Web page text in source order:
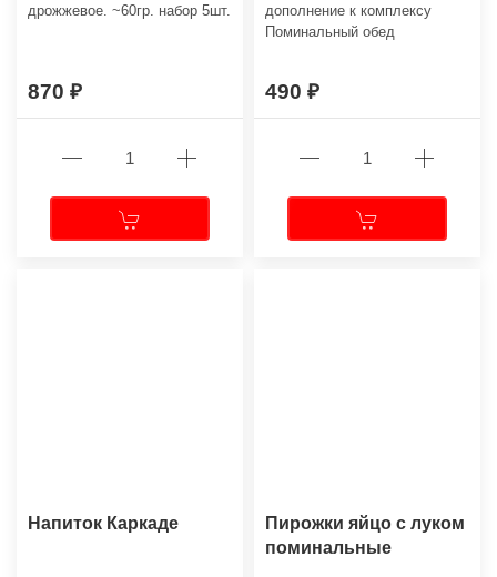
дрожжевое. ~60гр. набор 5шт.
870
дополнение к комплексу
Поминальный обед
490
Напиток Каркаде
Пирожки яйцо с луком
поминальные